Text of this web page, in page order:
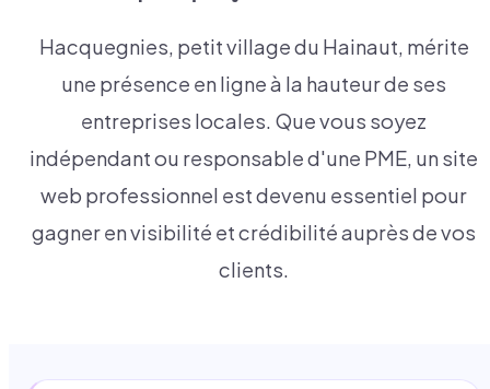
Hacquegnies, petit village du Hainaut, mérite
une présence en ligne à la hauteur de ses
entreprises locales. Que vous soyez
indépendant ou responsable d'une PME, un site
web professionnel est devenu essentiel pour
gagner en visibilité et crédibilité auprès de vos
clients.